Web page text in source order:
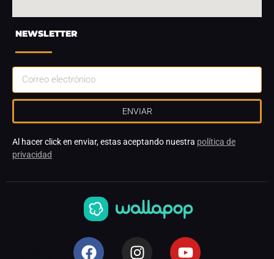
NEWSLETTER
ENVIAR
Al hacer click en enviar, estas aceptando nuestra política de
privacidad